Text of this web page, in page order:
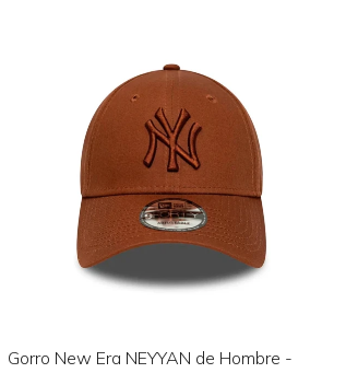
Gorro New Era NEYYAN de Hombre -